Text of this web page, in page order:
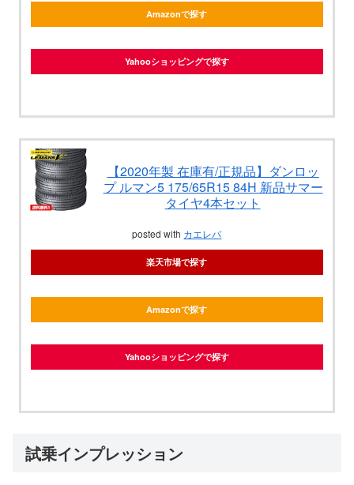
Amazonで探す
Yahooショッピングで探す
【2020年製 在庫有/正規品】ダンロッ
プ ルマン5 175/65R15 84H 新品サマー
タイヤ4本セット
posted with カエレバ
楽天市場で探す
Amazonで探す
Yahooショッピングで探す
試乗インプレッション